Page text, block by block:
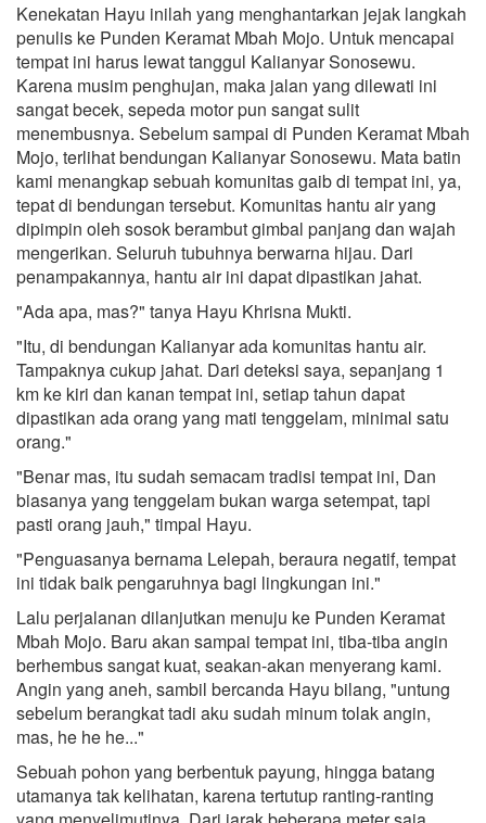
Kenekatan Hayu inilah yang menghantarkan jejak langkah
penulis ke Punden Keramat Mbah Mojo. Untuk mencapai
tempat ini harus lewat tanggul Kalianyar Sonosewu.
Karena musim penghujan, maka jalan yang dilewati ini
sangat becek, sepeda motor pun sangat sulit
menembusnya. Sebelum sampai di Punden Keramat Mbah
Mojo, terlihat bendungan Kalianyar Sonosewu. Mata batin
kami menangkap sebuah komunitas gaib di tempat ini, ya,
tepat di bendungan tersebut. Komunitas hantu air yang
dipimpin oleh sosok berambut gimbal panjang dan wajah
mengerikan. Seluruh tubuhnya berwarna hijau. Dari
penampakannya, hantu air ini dapat dipastikan jahat.
"Ada apa, mas?" tanya Hayu Khrisna Mukti.
"Itu, di bendungan Kalianyar ada komunitas hantu air.
Tampaknya cukup jahat. Dari deteksi saya, sepanjang 1
km ke kiri dan kanan tempat ini, setiap tahun dapat
dipastikan ada orang yang mati tenggelam, minimal satu
orang."
"Benar mas, itu sudah semacam tradisi tempat ini, Dan
biasanya yang tenggelam bukan warga setempat, tapi
pasti orang jauh," timpal Hayu.
"Penguasanya bernama Lelepah, beraura negatif, tempat
ini tidak baik pengaruhnya bagi lingkungan ini."
Lalu perjalanan dilanjutkan menuju ke Punden Keramat
Mbah Mojo. Baru akan sampai tempat ini, tiba-tiba angin
berhembus sangat kuat, seakan-akan menyerang kami.
Angin yang aneh, sambil bercanda Hayu bilang, "untung
sebelum berangkat tadi aku sudah minum tolak angin,
mas, he he he..."
Sebuah pohon yang berbentuk payung, hingga batang
utamanya tak kelihatan, karena tertutup ranting-ranting